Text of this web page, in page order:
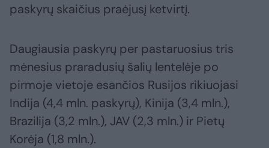
paskyrų skaičius praėjusį ketvirtį.
Daugiausia paskyrų per pastaruosius tris
mėnesius praradusių šalių lentelėje po
pirmoje vietoje esančios Rusijos rikiuojasi
Indija (4,4 mln. paskyrų), Kinija (3,4 mln.),
Brazilija (3,2 mln.), JAV (2,3 mln.) ir Pietų
Korėja (1,8 mln.).